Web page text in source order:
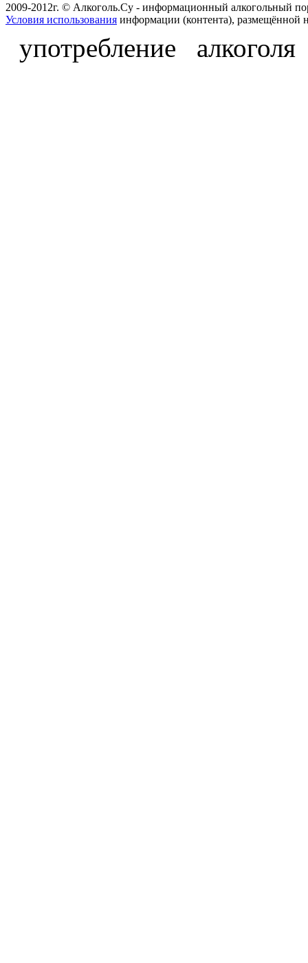
2009-2012г. © Алкоголь.Су - информационный алкогольный
Условия использования информации (контента), размещённой
употребление